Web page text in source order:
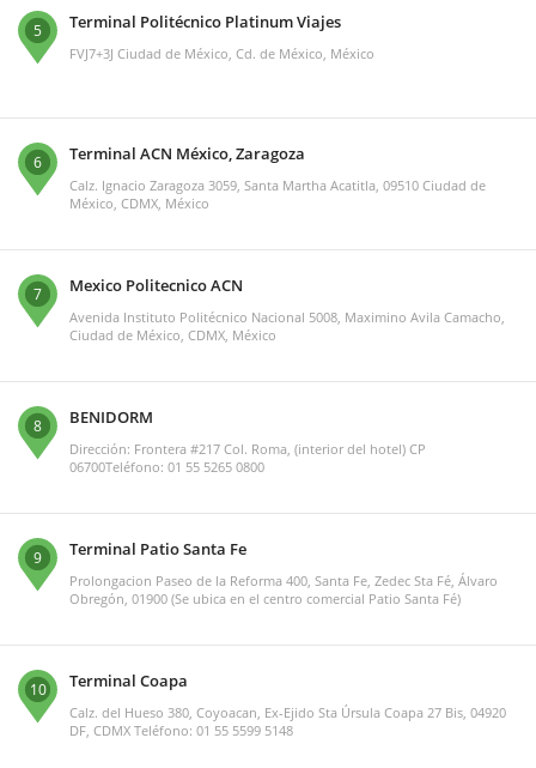
5 Terminal Politécnico Platinum Viajes
FVJ7+3J Ciudad de México, Cd. de México, México
6 Terminal ACN México, Zaragoza
Calz. Ignacio Zaragoza 3059, Santa Martha Acatitla, 09510 Ciudad de
México, CDMX, México
7 Mexico Politecnico ACN
Avenida Instituto Politécnico Nacional 5008, Maximino Avila Camacho,
Ciudad de México, CDMX, México
8 BENIDORM
Dirección: Frontera #217 Col. Roma, (interior del hotel) CP
06700Teléfono: 01 55 5265 0800
9 Terminal Patio Santa Fe
Prolongacion Paseo de la Reforma 400, Santa Fe, Zedec Sta Fé, Álvaro
Obregón, 01900 (Se ubica en el centro comercial Patio Santa Fé)
10 Terminal Coapa
Calz. del Hueso 380, Coyoacan, Ex-Ejido Sta Úrsula Coapa 27 Bis, 04920
DF, CDMX Teléfono: 01 55 5599 5148